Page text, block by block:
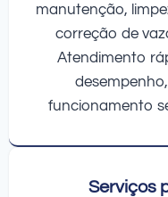
manutenção,
correção de
Atendimento
funcionamento
Serviços